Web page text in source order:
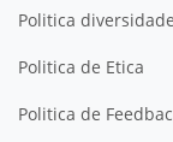
Politica
Politica de Etica
Politica de